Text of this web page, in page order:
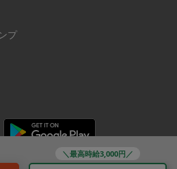
＼最高時給3,000円／
プ